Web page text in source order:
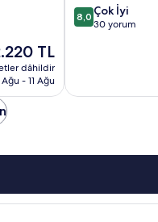
TL
TL
dâhildir
- 11 Ağu
10
üzerinden
yorum
8,0 Çok İyi
30 yorum